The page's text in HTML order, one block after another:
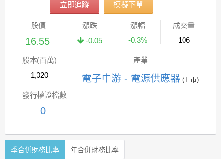
立即追蹤 模擬下單
股價
16.55
漲跌
-0.05
漲幅
-0.3%
成交量
106
股本(百萬)
1,020
產業
電子中游 - 電源供應器 (上市)
發行權證檔數
0
季合併財務比率 年合併財務比率